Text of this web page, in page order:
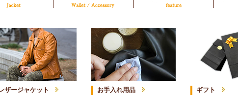
ザージャケット お手入れ用品 ギフト